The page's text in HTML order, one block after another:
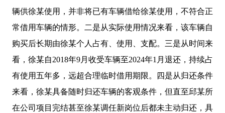
辆供徐某使用，并非将已有车辆借给徐某使用，不符合正
常借用车辆的情形。二是从实际使用情况来看，该车辆自
购买后长期由徐某个人占有、使用、支配。三是从时间来
看，徐某自2018年9月收受车辆至2024年1月退还，持续占
有使用五年多，远超合理临时借用期限。四是从归还条件
来看，徐某具备随时归还车辆的客观条件，但直至邱某所
在公司项目完结甚至徐某调任新岗位后都未主动归还，具